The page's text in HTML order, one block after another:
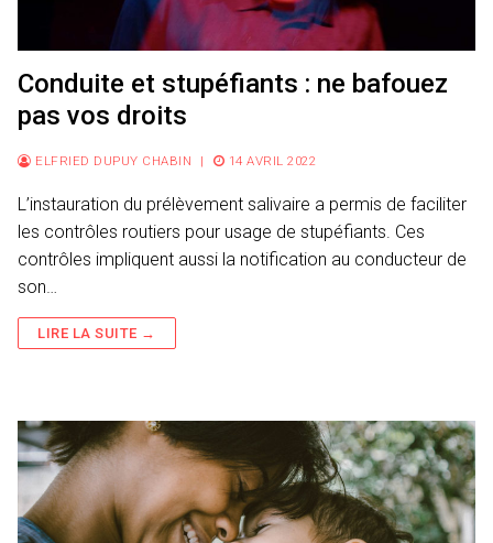
Conduite et stupéfiants : ne bafouez
pas vos droits
ELFRIED DUPUY CHABIN | 14 AVRIL 2022
L’instauration du prélèvement salivaire a permis de faciliter
les contrôles routiers pour usage de stupéfiants. Ces
contrôles impliquent aussi la notification au conducteur de
son…
LIRE LA SUITE →